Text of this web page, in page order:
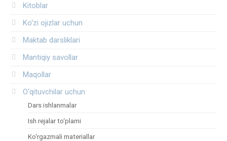
Kitoblar
Ko‘zi ojizlar uchun
Maktab darsliklari
Mantiqiy savollar
Maqollar
O‘qituvchilar uchun
Dars ishlanmalar
Ish rejalar to‘plami
Ko‘rgazmali materiallar